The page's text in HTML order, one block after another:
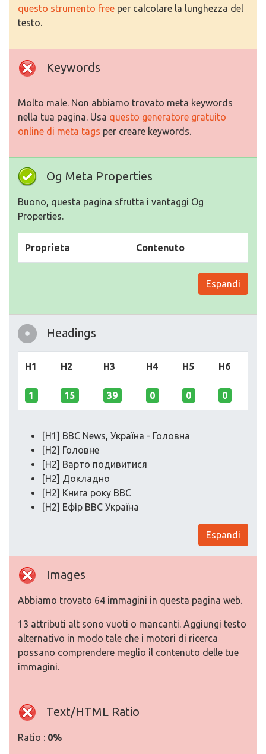
questo strumento free per calcolare la lunghezza del
testo.
Keywords
Molto male. Non abbiamo trovato meta keywords
nella tua pagina. Usa questo generatore gratuito
online di meta tags per creare keywords.
Og Meta Properties
Buono, questa pagina sfrutta i vantaggi Og
Properties.
Proprieta Contenuto
Espandi
Headings
H1 H2 H3 H4 H5 H6
1 15 39 0 0 0
[H1] BBC News, Україна - Головна
[H2] Головне
[H2] Варто подивитися
[H2] Докладно
[H2] Книга року ВВС
[H2] Ефір ВВС Україна
Espandi
Images
Abbiamo trovato 64 immagini in questa pagina web.
13 attributi alt sono vuoti o mancanti. Aggiungi testo
alternativo in modo tale che i motori di ricerca
possano comprendere meglio il contenuto delle tue
immagini.
Text/HTML Ratio
Ratio : 0%